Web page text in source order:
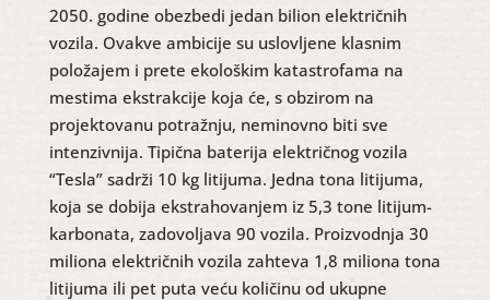
2050. godine obezbedi jedan bilion električnih
vozila. Ovakve ambicije su uslovljene klasnim
položajem i prete ekološkim katastrofama na
mestima ekstrakcije koja će, s obzirom na
projektovanu potražnju, neminovno biti sve
intenzivnija. Tipična baterija električnog vozila
“Tesla” sadrži 10 kg litijuma. Jedna tona litijuma,
koja se dobija ekstrahovanjem iz 5,3 tone litijum-
karbonata, zadovoljava 90 vozila. Proizvodnja 30
miliona električnih vozila zahteva 1,8 miliona tona
litijuma ili pet puta veću količinu od ukupne